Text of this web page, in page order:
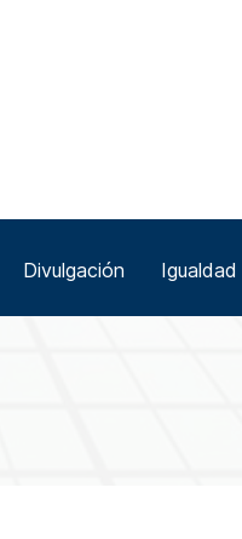
Divulgación Igualdad